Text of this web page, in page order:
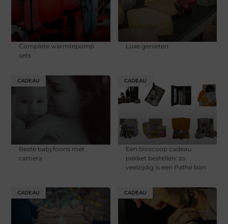
Complete warmtepomp
sets
Luxe genieten
CADEAU
Beste babyfoons met
camera
CADEAU
Een bioscoop cadeau
pakket bestellen: zo
veelzijdig is een Pathé bon
CADEAU CADEAU